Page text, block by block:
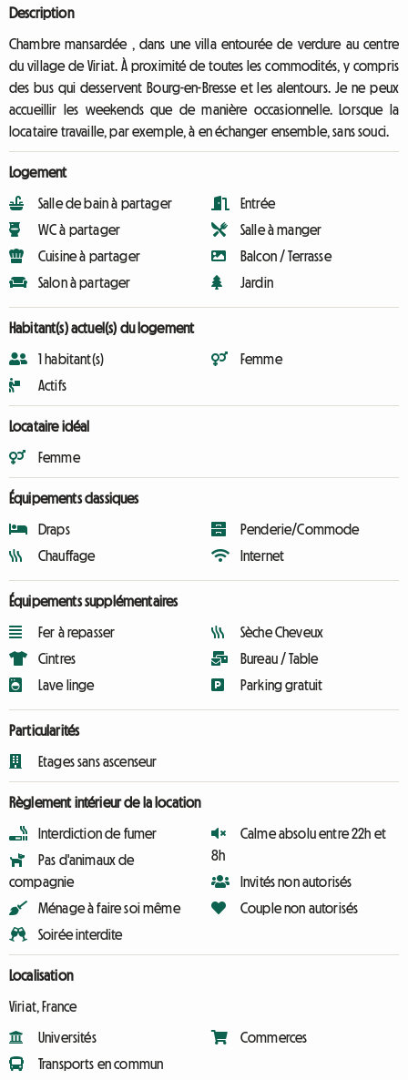
Description
Chambre mansardée , dans une villa entourée de verdure au centre
du village de Viriat. À proximité de toutes les commodités, y compris
des bus qui desservent Bourg-en-Bresse et les alentours. Je ne peux
accueillir les weekends que de manière occasionnelle. Lorsque la
locataire travaille, par exemple, à en échanger ensemble, sans souci.
Logement
Salle de bain à partager
WC à partager
Cuisine à partager
Salon à partager
Entrée
Salle à manger
Balcon / Terrasse
Jardin
Habitant(s) actuel(s) du logement
1 habitant(s)
Actifs
Femme
Locataire idéal
Femme
Équipements classiques
Draps
Chauffage
Penderie/Commode
Internet
Équipements supplémentaires
Fer à repasser
Cintres
Lave linge
Sèche Cheveux
Bureau / Table
Parking gratuit
Particularités
Etages sans ascenseur
Règlement intérieur de la location
Interdiction de fumer
Pas d'animaux de
compagnie
Ménage à faire soi même
Soirée interdite
Calme absolu entre 22h et
8h
Invités non autorisés
Couple non autorisés
Localisation
Viriat, France
Universités
Transports en commun
Commerces